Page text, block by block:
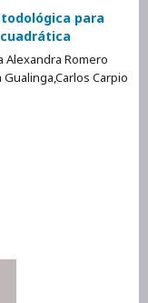
para
Alexandra Romero
Carpio